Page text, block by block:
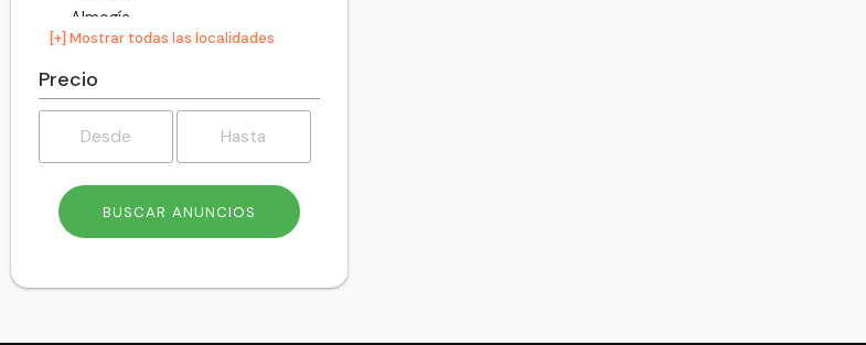
Almogía
Álora
Alozaina
Alpandeire
Antequera
Árchez
Archidona
Ardales
[+] Mostrar todas las localidades
Precio